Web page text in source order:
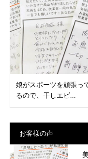
娘がスポーツを頑張っ
るので、干しエビ...
お客様の声